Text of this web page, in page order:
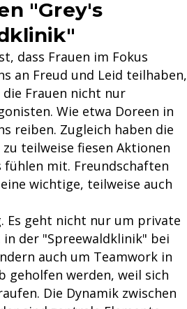
"Grey's
dass Frauen im Fokus
an Freud und Leid teilhaben,
Frauen nicht nur
Wie etwa Doreen in
reiben. Zugleich haben die
teilweise fiesen Aktionen
fühlen mit. Freundschaften
wichtige, teilweise auch
Es geht nicht nur um private
der "Spreewaldklinik" bei
auch um Teamwork in
geholfen werden, weil sich
Die Dynamik zwischen